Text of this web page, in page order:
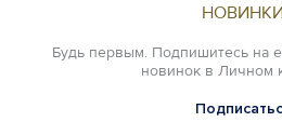
НОВИНКИ
Будь первым. Подпишитесь на
новинок в Личном